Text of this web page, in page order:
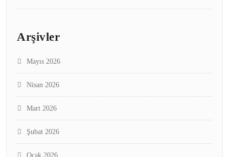
Arşivler
Mayıs 2026
Nisan 2026
Mart 2026
Şubat 2026
Ocak 2026